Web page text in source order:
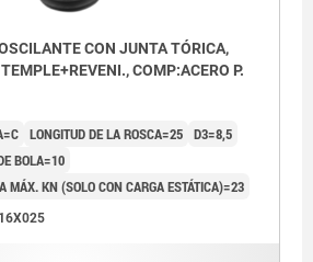
COMP:ACERO P.
LONGITUD DE LA ROSCA=25 D3=8,5
BOLA=10
MÁX. KN (SOLO CON CARGA ESTÁTICA)=23